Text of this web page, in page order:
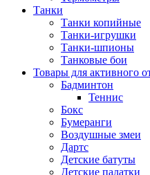
Танки
Танки копийные
Танки-игрушки
Танки-шпионы
Танковые бои
Товары для активного
Бадминтон
Теннис
Бокс
Бумеранги
Воздушные змеи
Дартс
Детские батуты
Детские палатки